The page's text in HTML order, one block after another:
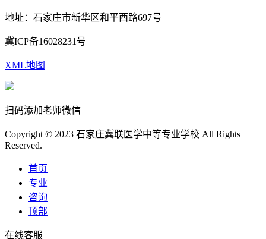
地址：石家庄市新华区和平西路697号
冀ICP备16028231号
XML地图
扫码添加老师微信
Copyright © 2023 石家庄冀联医学中等专业学校 All Rights
Reserved.
首页
专业
咨询
顶部
在线客服